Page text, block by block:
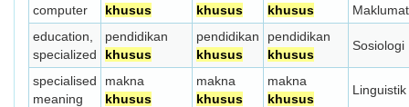
computer
khusus
khusus
khusus
Maklumat
education,
specialized
pendidikan
khusus
pendidikan
khusus
pendidikan
khusus
Sosiologi
specialised
meaning
makna
khusus
makna
khusus
makna
khusus
Linguistik